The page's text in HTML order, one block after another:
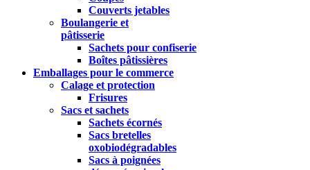
Couverts jetables
Boulangerie et
pâtisserie
Sachets pour confiserie
Boîtes pâtissières
Emballages pour le commerce
Calage et protection
Frisures
Sacs et sachets
Sachets écornés
Sacs bretelles
oxobiodégradables
Sacs à poignées